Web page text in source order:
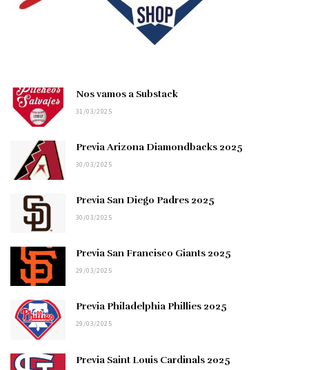
Nos vamos a Substack
31/03/2025
Previa Arizona Diamondbacks 2025
30/03/2025
Previa San Diego Padres 2025
30/03/2025
Previa San Francisco Giants 2025
29/03/2025
Previa Philadelphia Phillies 2025
29/03/2025
Previa Saint Louis Cardinals 2025